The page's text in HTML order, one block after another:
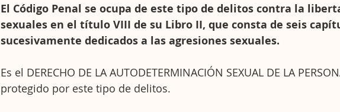
El Código Penal se ocupa de este tipo de delitos contra la
sexuales en el título VIII de su Libro II, que consta de seis
sucesivamente dedicados a las agresiones sexuales.
Es el DERECHO DE LA AUTODETERMINACIÓN SEXUAL DE LA
protegido por este tipo de delitos.